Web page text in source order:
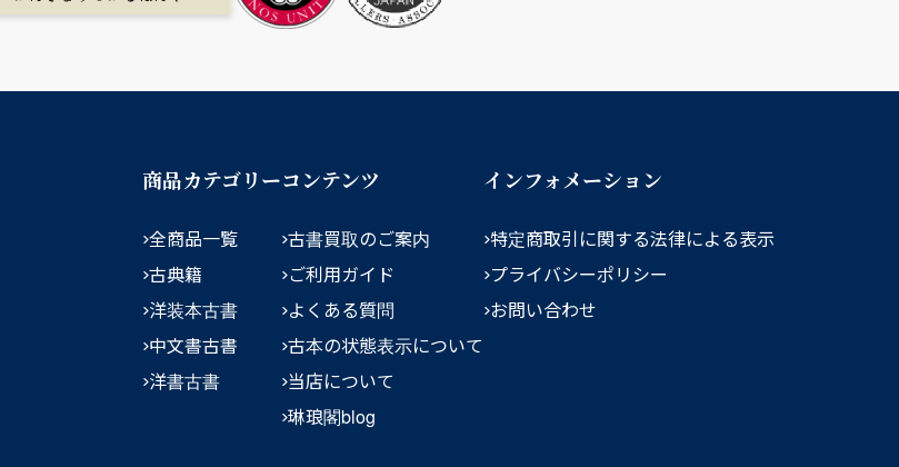
商品カテゴリー
全商品一覧
古典籍
洋装本古書
中文書古書
洋書古書
コンテンツ
古書買取のご案内
ご利用ガイド
よくある質問
古本の状態表示について
当店について
琳琅閣blog
インフォメーション
特定商取引に関する法律による表示
プライバシーポリシー
お問い合わせ